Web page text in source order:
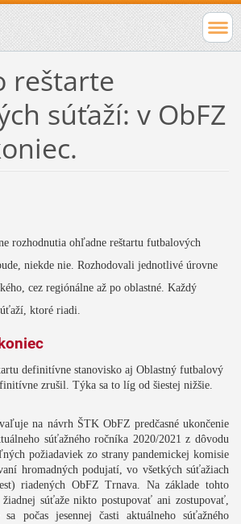
reštarte
súťaží: v ObFZ
rozhodnutia ohľadne reštartu futbalových
niekde nie. Rozhodovali jednotlivé úrovne
cez regiónálne až po oblastné. Každý
ktoré riadi.
definitívne stanovisko aj Oblastný futbalový
zrušil. Týka sa to líg od šiestej nižšie.
na návrh ŠTK ObFZ predčasné ukončenie
súťažného ročníka 2020/2021 z dôvodu
požiadaviek zo strany pandemickej komisie
hromadných podujatí, vo všetkých súťažiach
riadených ObFZ Trnava. Na základe tohto
súťaže nikto postupovať ani zostupovať,
počas jesennej časti aktuálneho súťažného